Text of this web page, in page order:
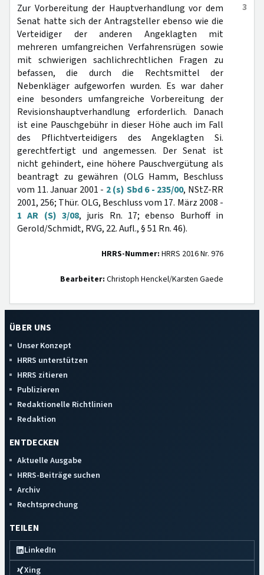
3
Zur Vorbereitung der Hauptverhandlung vor dem
Senat hatte sich der Antragsteller ebenso wie die
Verteidiger der anderen Angeklagten mit
mehreren umfangreichen Verfahrensrügen sowie
mit schwierigen sachlichrechtlichen Fragen zu
befassen, die durch die Rechtsmittel der
Nebenkläger aufgeworfen wurden. Es war daher
eine besonders umfangreiche Vorbereitung der
Revisionshauptverhandlung erforderlich. Danach
ist eine Pauschgebühr in dieser Höhe auch im Fall
des Pflichtverteidigers des Angeklagten Si.
gerechtfertigt und angemessen. Der Senat ist
nicht gehindert, eine höhere Pauschvergütung als
beantragt zu gewähren (OLG Hamm, Beschluss
vom 11. Januar 2001 - 2 (s) Sbd 6 - 235/00, NStZ-RR
2001, 256; Thür. OLG, Beschluss vom 17. März 2008 -
1 AR (S) 3/08, juris Rn. 17; ebenso Burhoff in
Gerold/Schmidt, RVG, 22. Aufl., § 51 Rn. 46).
HRRS-Nummer: HRRS 2016 Nr. 976
Bearbeiter: Christoph Henckel/Karsten Gaede
ÜBER UNS
Unser Konzept
HRRS unterstützen
HRRS zitieren
Publizieren
Redaktionelle Richtlinien
Redaktion
ENTDECKEN
Aktuelle Ausgabe
HRRS-Beiträge suchen
Archiv
Rechtsprechung
TEILEN
LinkedIn
Xing